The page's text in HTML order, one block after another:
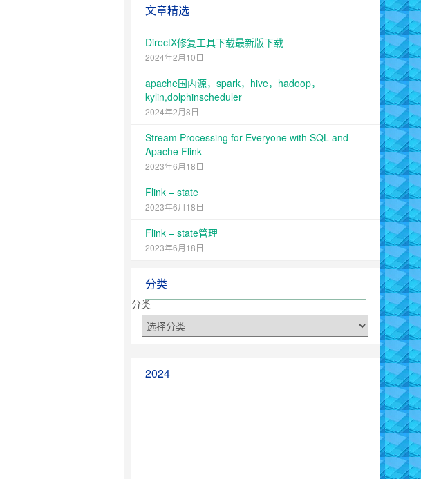
文章精选
DirectX修复工具下载最新版下载
2024年2月10日
apache国内源，spark，hive，hadoop，
kylin,dolphinscheduler
2024年2月8日
Stream Processing for Everyone with SQL and
Apache Flink
2023年6月18日
Flink – state
2023年6月18日
Flink – state管理
2023年6月18日
分类
分类
2024